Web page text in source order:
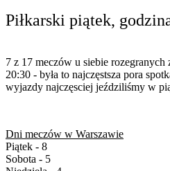
Piłkarski piątek,
7 z 17 meczów u siebie rozegranych
20:30 - była to najczęstsza pora
wyjazdy najczęsciej jeździliśmy w
Dni meczów w Warszawie
Piątek - 8
Sobota - 5